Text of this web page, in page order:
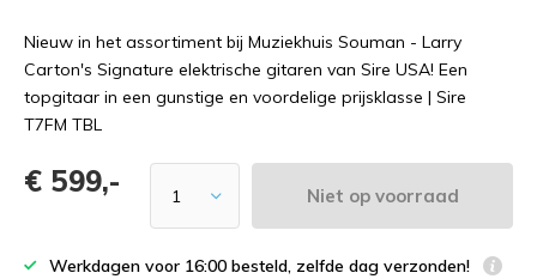
Nieuw in het assortiment bij Muziekhuis Souman - Larry
Carton's Signature elektrische gitaren van Sire USA! Een
topgitaar in een gunstige en voordelige prijsklasse | Sire
T7FM TBL
€ 599,- Niet op voorraad
Werkdagen voor 16:00 besteld, zelfde dag verzonden!